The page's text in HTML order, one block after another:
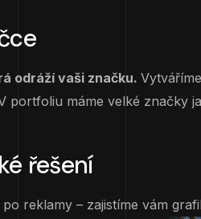
odráží vaši značku.
portfoliu máme velké značky
řešení
reklamy – zajistíme vám